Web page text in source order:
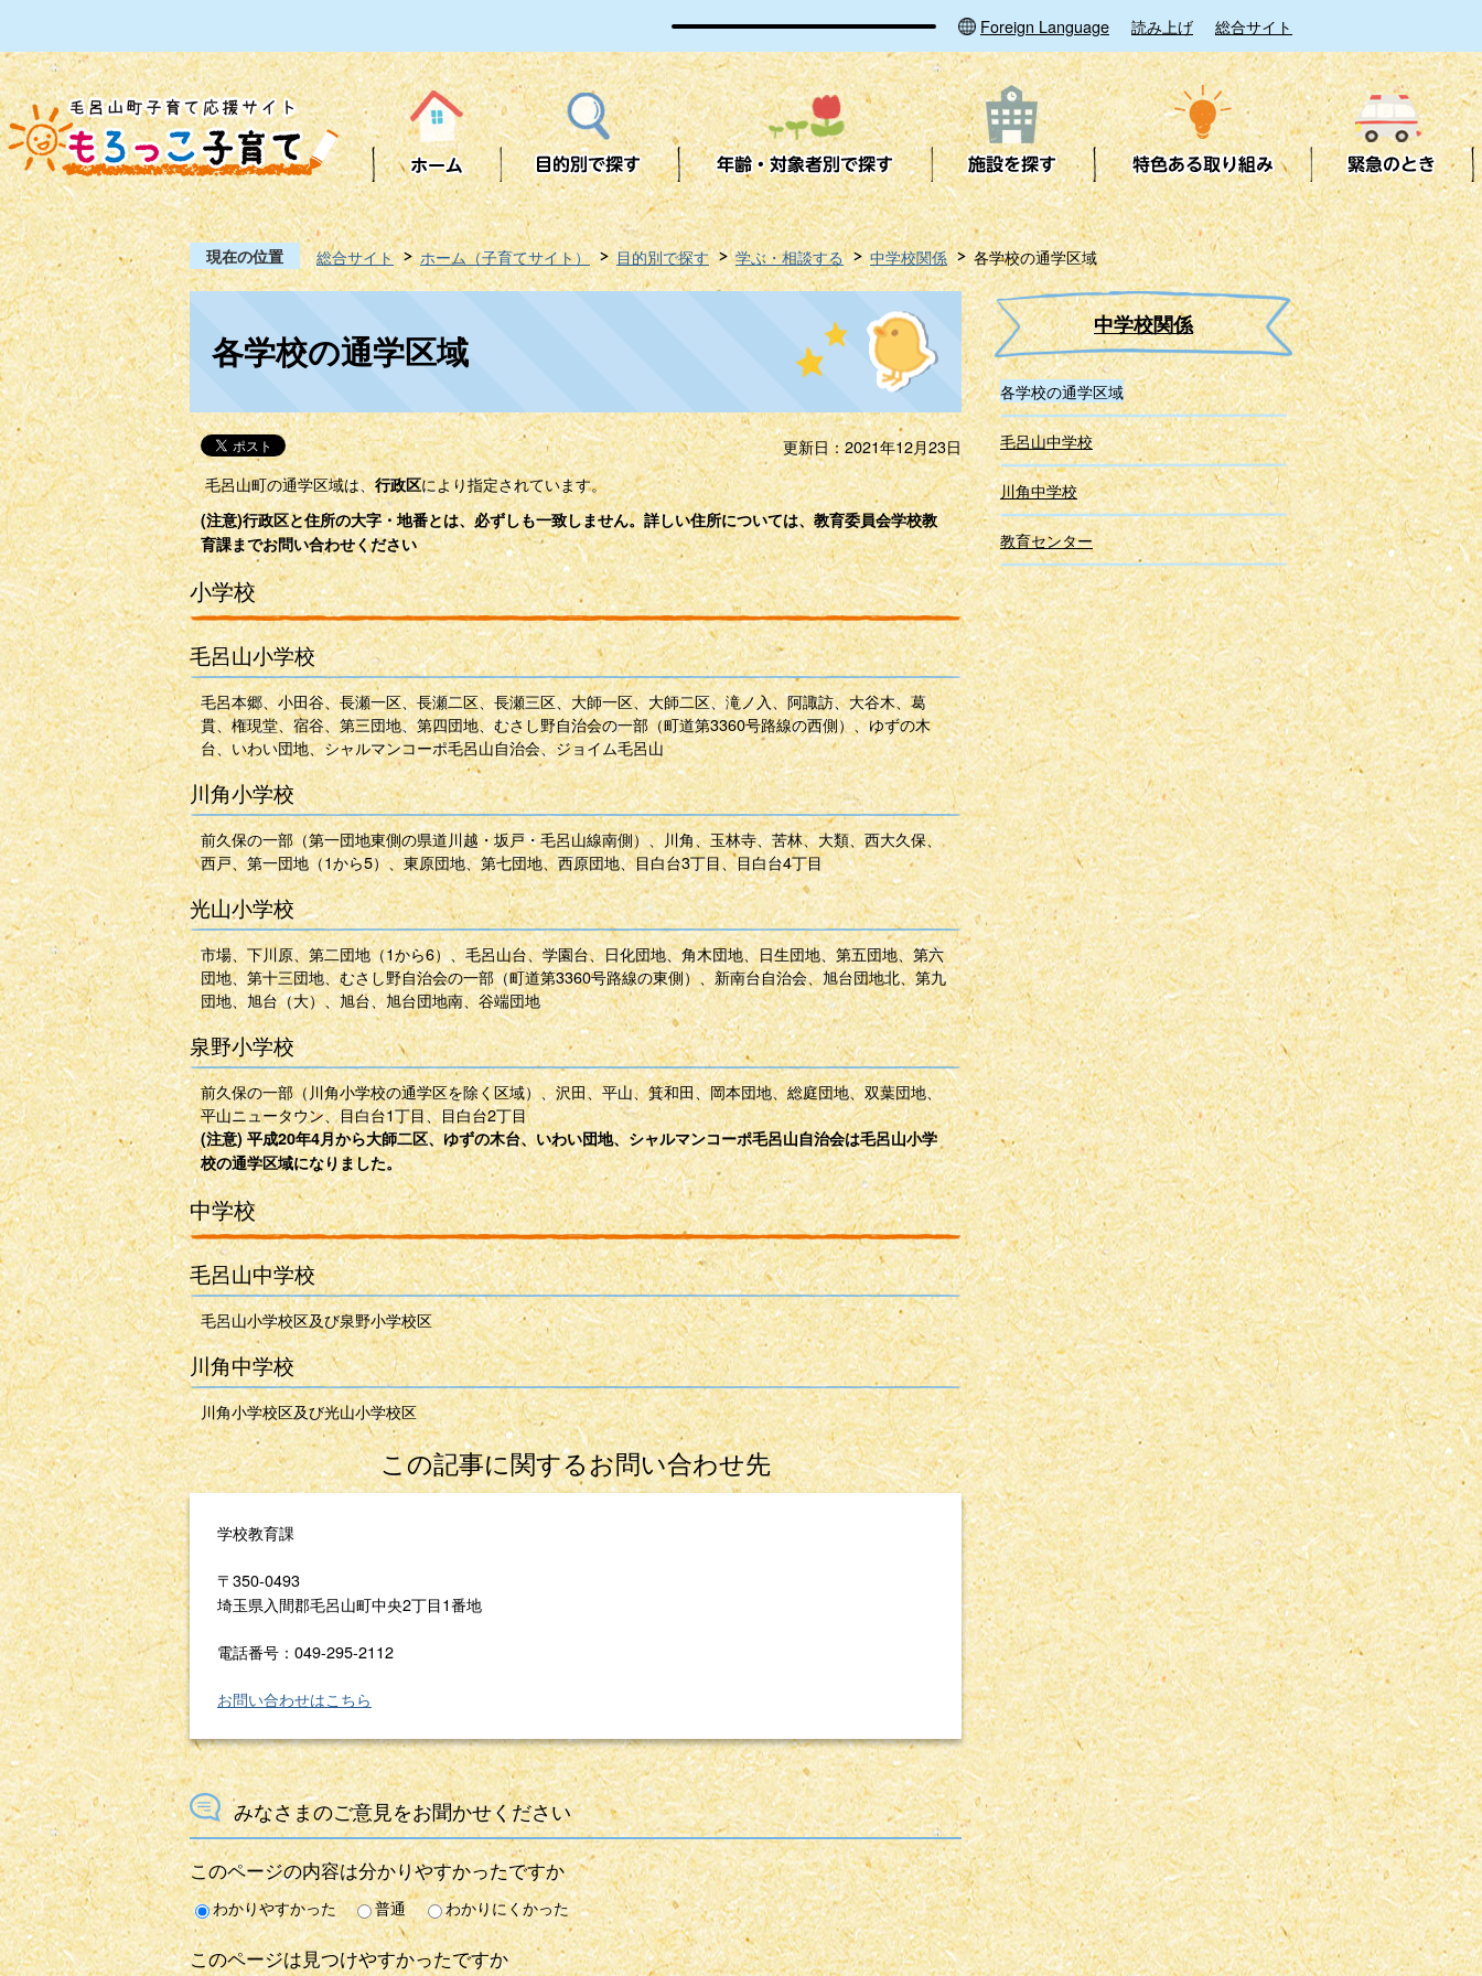
Foreign Language 読み上げ 総合サイト
現在の位置 総合サイト ホーム（子育てサイト） 目的別で探す 学ぶ・相談する 中学校関係 各学校の通学区域
各学校の通学区域
更新日：2021年12月23日
毛呂山町の通学区域は、行政区により指定されています。
(注意)行政区と住所の大字・地番とは、必ずしも一致しません。詳しい住所については、教育委員会学校教
育課までお問い合わせください
小学校
毛呂山小学校
毛呂本郷、小田谷、長瀬一区、長瀬二区、長瀬三区、大師一区、大師二区、滝ノ入、阿諏訪、大谷木、葛
貫、権現堂、宿谷、第三団地、第四団地、むさし野自治会の一部（町道第3360号路線の西側）、ゆずの木
台、いわい団地、シャルマンコーポ毛呂山自治会、ジョイム毛呂山
川角小学校
前久保の一部（第一団地東側の県道川越・坂戸・毛呂山線南側）、川角、玉林寺、苦林、大類、西大久保、
西戸、第一団地（1から5）、東原団地、第七団地、西原団地、目白台3丁目、目白台4丁目
光山小学校
市場、下川原、第二団地（1から6）、毛呂山台、学園台、日化団地、角木団地、日生団地、第五団地、第六
団地、第十三団地、むさし野自治会の一部（町道第3360号路線の東側）、新南台自治会、旭台団地北、第九
団地、旭台（大）、旭台、旭台団地南、谷端団地
泉野小学校
前久保の一部（川角小学校の通学区を除く区域）、沢田、平山、箕和田、岡本団地、総庭団地、双葉団地、
平山ニュータウン、目白台1丁目、目白台2丁目
(注意) 平成20年4月から大師二区、ゆずの木台、いわい団地、シャルマンコーポ毛呂山自治会は毛呂山小学
校の通学区域になりました。
中学校
毛呂山中学校
毛呂山小学校区及び泉野小学校区
川角中学校
川角小学校区及び光山小学校区
この記事に関するお問い合わせ先
学校教育課
〒350-0493
埼玉県入間郡毛呂山町中央2丁目1番地
電話番号：049-295-2112
お問い合わせはこちら
みなさまのご意見をお聞かせください
このページの内容は分かりやすかったですか
わかりやすかった 普通 わかりにくかった
このページは見つけやすかったですか
中学校関係
各学校の通学区域
毛呂山中学校
川角中学校
教育センター